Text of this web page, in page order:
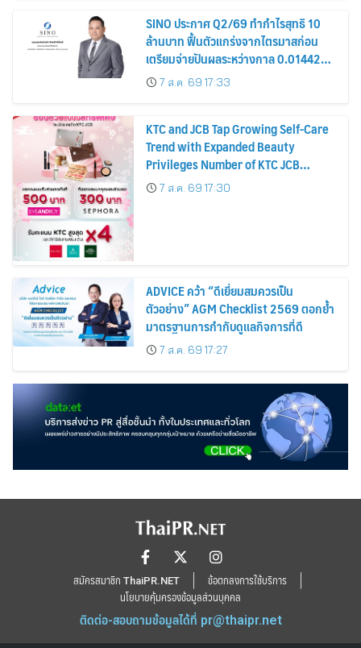
SINO ประกาศ Q2/69 ทำกำไรสุทธิ 10
ล้านบาท ฟื้นตัวแกร่งจากไตรมาสก่อน
เตรียมจ่ายปันผลระหว่างกาล 0.014423
บาทต่อหุ้น ครึ่งปีหลังมุ่งเติบโตต่อเนื่อง
7 ส.ค. 69 17:33
KTC and JCB Tap Growing Self-Care
Trend with Expanded Beauty
Privileges Number of KTC JCB
Cardmembers Spending on
Cosmetics Rises 26%
7 ส.ค. 69 17:30
ADVICE คว้า “ดีเยี่ยมสมควรเป็น
ตัวอย่าง” AGM Checklist 2569 ตอกย้ำ
มาตรฐานการกำกับดูแลกิจการที่ดี
7 ส.ค. 69 17:27
สมัครสมาชิก ThaiPR.NET
ข้อตกลงการใช้บริการ
นโยบายคุ้มครองข้อมูลส่วนบุคคล
ติดต่อ-สอบถามข้อมูลได้ที่ pr@thaipr.net